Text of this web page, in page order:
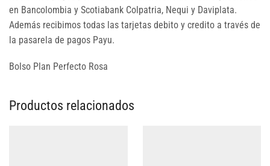
en Bancolombia y Scotiabank Colpatria, Nequi y Daviplata.
Además recibimos todas las tarjetas debito y credito a través de
la pasarela de pagos Payu.
Bolso Plan Perfecto Rosa
Productos relacionados